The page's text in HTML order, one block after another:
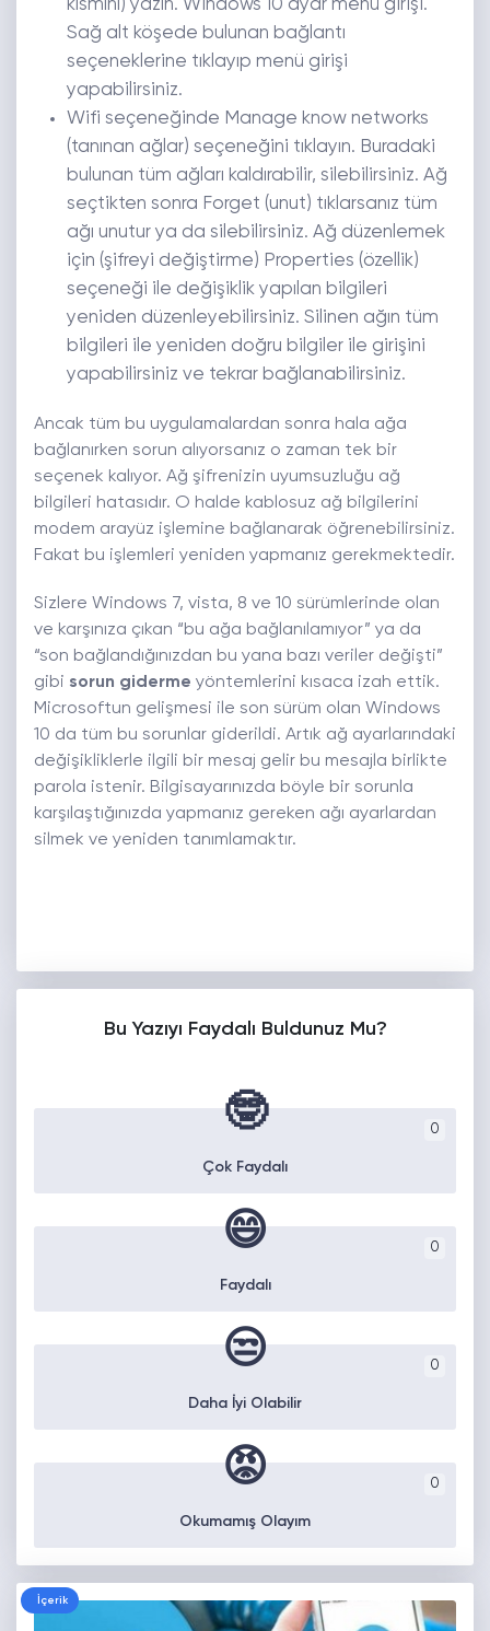
kısmını) yazın. Windows 10 ayar menü girişi.
Sağ alt köşede bulunan bağlantı
seçeneklerine tıklayıp menü girişi
yapabilirsiniz.
Wifi seçeneğinde Manage know networks
(tanınan ağlar) seçeneğini tıklayın. Buradaki
bulunan tüm ağları kaldırabilir, silebilirsiniz. Ağ
seçtikten sonra Forget (unut) tıklarsanız tüm
ağı unutur ya da silebilirsiniz. Ağ düzenlemek
için (şifreyi değiştirme) Properties (özellik)
seçeneği ile değişiklik yapılan bilgileri
yeniden düzenleyebilirsiniz. Silinen ağın tüm
bilgileri ile yeniden doğru bilgiler ile girişini
yapabilirsiniz ve tekrar bağlanabilirsiniz.
Ancak tüm bu uygulamalardan sonra hala ağa
bağlanırken sorun alıyorsanız o zaman tek bir
seçenek kalıyor. Ağ şifrenizin uyumsuzluğu ağ
bilgileri hatasıdır. O halde kablosuz ağ bilgilerini
modem arayüz işlemine bağlanarak öğrenebilirsiniz.
Fakat bu işlemleri yeniden yapmanız gerekmektedir.
Sizlere Windows 7, vista, 8 ve 10 sürümlerinde olan
ve karşınıza çıkan “bu ağa bağlanılamıyor” ya da
“son bağlandığınızdan bu yana bazı veriler değişti”
gibi sorun giderme yöntemlerini kısaca izah ettik.
Microsoftun gelişmesi ile son sürüm olan Windows
10 da tüm bu sorunlar giderildi. Artık ağ ayarlarındaki
değişikliklerle ilgili bir mesaj gelir bu mesajla birlikte
parola istenir. Bilgisayarınızda böyle bir sorunla
karşılaştığınızda yapmanız gereken ağı ayarlardan
silmek ve yeniden tanımlamaktır.
Bu Yazıyı Faydalı Buldunuz Mu?
0
🤓
Çok Faydalı
0
😄
Faydalı
0
😒
Daha İyi Olabilir
0
😡
Okumamış Olayım
İçerik